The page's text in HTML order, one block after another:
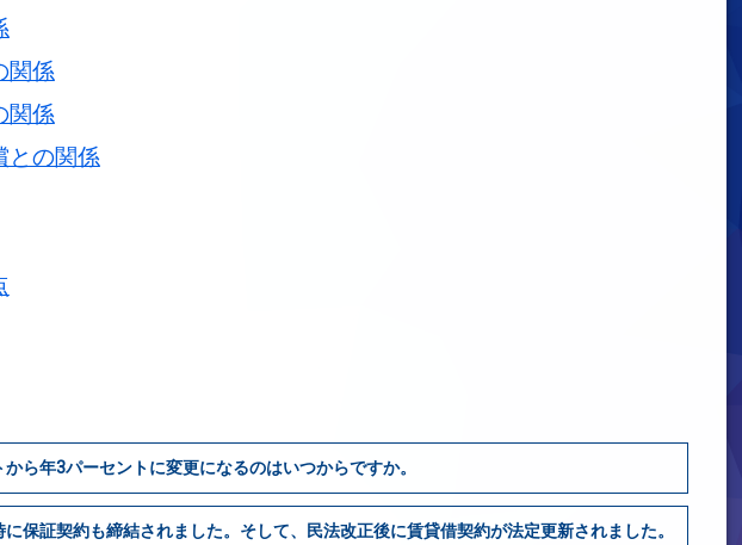
関係
関係
との関係
ら年3パーセントに変更になるのはいつからですか。
保証契約も締結されました。そして、民法改正後に賃貸借契約が法定更新されました。